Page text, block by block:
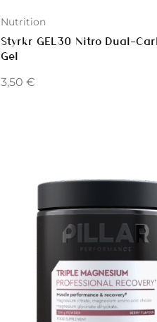
Nutrition
Styrkr GEL30 Nitro Dual-
Gel
3,50 €